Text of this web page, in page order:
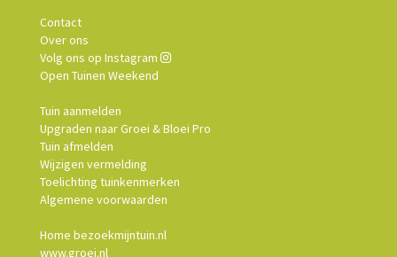
Contact
Over ons
Volg ons op Instagram
Open Tuinen Weekend
Tuin aanmelden
Upgraden naar Groei & Bloei Pro
Tuin afmelden
Wijzigen vermelding
Toelichting tuinkenmerken
Algemene voorwaarden
Home bezoekmijntuin.nl
www.groei.nl